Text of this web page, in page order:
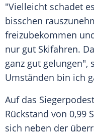
"Vielleicht schadet
bisschen
freizubekommen
nur gut Skifahren.
ganz gut gelungen",
Umständen bin ich
Auf das
Rückstand von 0,99
sich neben der